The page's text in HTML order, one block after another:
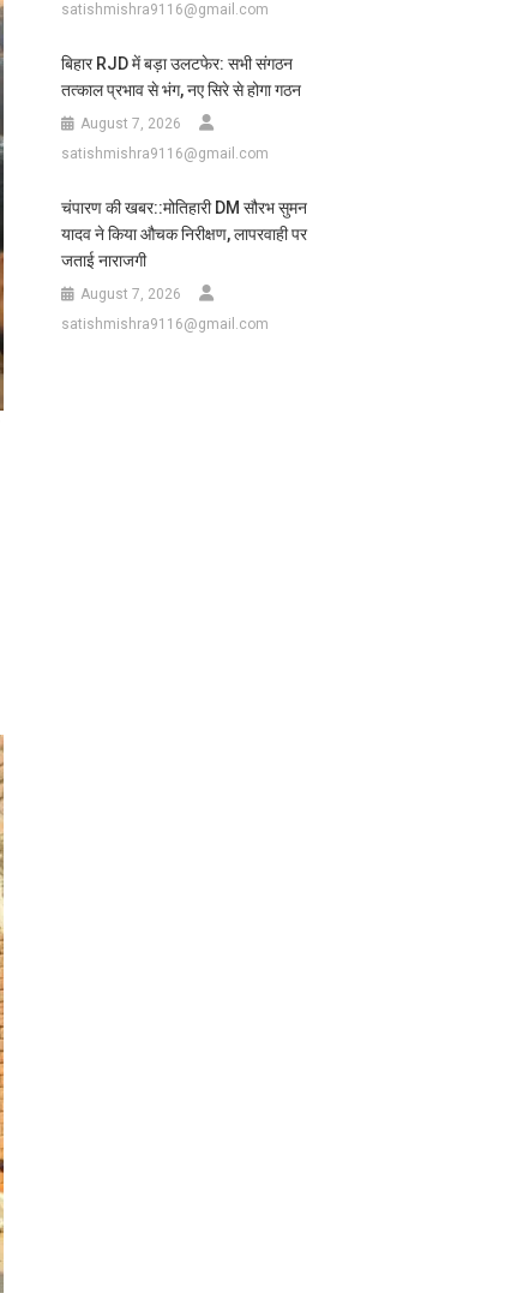
satishmishra9116@gmail.com
बिहार RJD में बड़ा उलटफेर: सभी संगठन
तत्काल प्रभाव से भंग, नए सिरे से होगा गठन
August 7, 2026
satishmishra9116@gmail.com
चंपारण की खबर::मोतिहारी DM सौरभ सुमन
यादव ने किया औचक निरीक्षण, लापरवाही पर
जताई नाराजगी
August 7, 2026
satishmishra9116@gmail.com